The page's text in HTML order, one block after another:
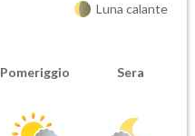
Luna calante
Pomeriggio Sera